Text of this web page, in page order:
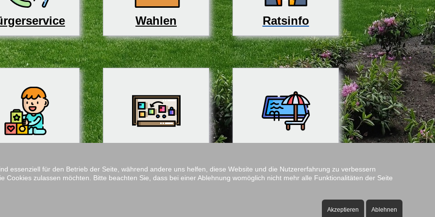
Wahlen Ratsinfo
essenziell für den Betrieb der Seite, während andere uns helfen, diese Website und die Nutzererfahrung zu verbessern
Cookies zulassen möchten. Bitte beachten Sie, dass bei einer Ablehnung womöglich nicht mehr alle Funktionalitäten der Seite
Akzeptieren Ablehnen